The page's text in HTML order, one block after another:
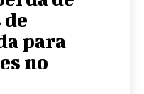
para
no